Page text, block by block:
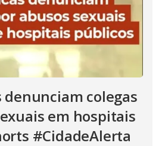
denunciam colegas
em hospitais
#CidadeAlerta